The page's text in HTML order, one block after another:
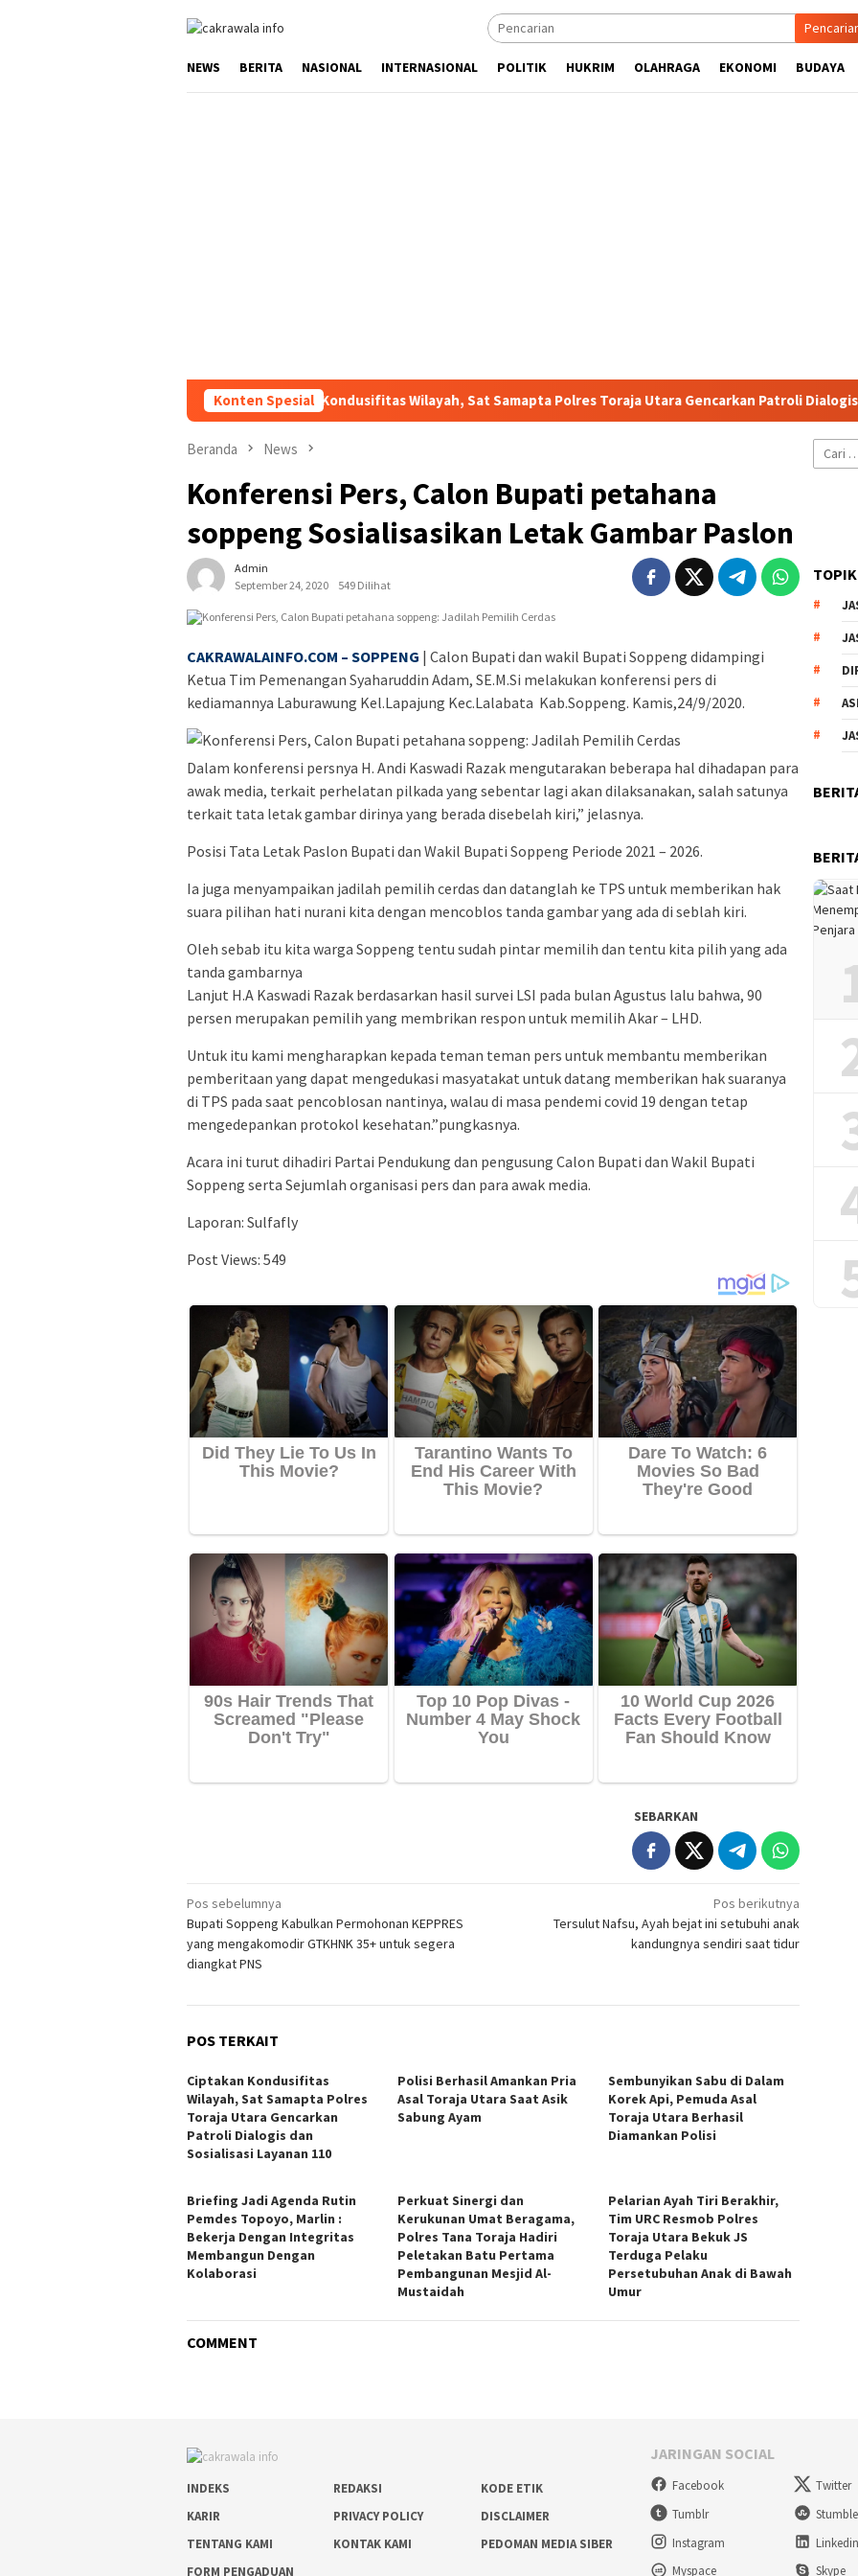
NEWS BERITA NASIONAL INTERNASIONAL POLITIK HUKRIM OLAHRAGA EKONOMI BUDAYA
Konten Spesial
Ciptakan Kondusifitas Wilayah, Sat Samapta Polres Toraja Utara Gencarkan Patroli Dialogis dan
Beranda News
Konferensi Pers, Calon Bupati petahana
soppeng Sosialisasikan Letak Gambar Paslon
Admin
September 24, 2020
549 Dilihat
CAKRAWALAINFO.COM – SOPPENG | Calon Bupati dan wakil Bupati Soppeng didampingi
Ketua Tim Pemenangan Syaharuddin Adam, SE.M.Si melakukan konferensi pers di
kediamannya Laburawung Kel.Lapajung Kec.Lalabata Kab.Soppeng. Kamis,24/9/2020.
Dalam konferensi persnya H. Andi Kaswadi Razak mengutarakan beberapa hal dihadapan para
awak media, terkait perhelatan pilkada yang sebentar lagi akan dilaksanakan, salah satunya
terkait tata letak gambar dirinya yang berada disebelah kiri,” jelasnya.
Posisi Tata Letak Paslon Bupati dan Wakil Bupati Soppeng Periode 2021 – 2026.
Ia juga menyampaikan jadilah pemilih cerdas dan datanglah ke TPS untuk memberikan hak
suara pilihan hati nurani kita dengan mencoblos tanda gambar yang ada di seblah kiri.
Oleh sebab itu kita warga Soppeng tentu sudah pintar memilih dan tentu kita pilih yang ada
tanda gambarnya
Lanjut H.A Kaswadi Razak berdasarkan hasil survei LSI pada bulan Agustus lalu bahwa, 90
persen merupakan pemilih yang membrikan respon untuk memilih Akar – LHD.
Untuk itu kami mengharapkan kepada teman teman pers untuk membantu memberikan
pemberitaan yang dapat mengedukasi masyatakat untuk datang memberikan hak suaranya
di TPS pada saat pencoblosan nantinya, walau di masa pendemi covid 19 dengan tetap
mengedepankan protokol kesehatan.”pungkasnya.
Acara ini turut dihadiri Partai Pendukung dan pengusung Calon Bupati dan Wakil Bupati
Soppeng serta Sejumlah organisasi pers dan para awak media.
Laporan: Sulfafly
Post Views: 549
SEBARKAN
Navigasi
pos
Pos sebelumnya
Bupati Soppeng Kabulkan Permohonan KEPPRES
yang mengakomodir GTKHNK 35+ untuk segera
diangkat PNS
Pos berikutnya
Tersulut Nafsu, Ayah bejat ini setubuhi anak
kandungnya sendiri saat tidur
POS TERKAIT
Ciptakan Kondusifitas
Wilayah, Sat Samapta Polres
Toraja Utara Gencarkan
Patroli Dialogis dan
Sosialisasi Layanan 110
Polisi Berhasil Amankan Pria
Asal Toraja Utara Saat Asik
Sabung Ayam
Sembunyikan Sabu di Dalam
Korek Api, Pemuda Asal
Toraja Utara Berhasil
Diamankan Polisi
Briefing Jadi Agenda Rutin
Pemdes Topoyo, Marlin :
Bekerja Dengan Integritas
Membangun Dengan
Kolaborasi
Perkuat Sinergi dan
Kerukunan Umat Beragama,
Polres Tana Toraja Hadiri
Peletakan Batu Pertama
Pembangunan Mesjid Al-
Mustaidah
Pelarian Ayah Tiri Berakhir,
Tim URC Resmob Polres
Toraja Utara Bekuk JS
Terduga Pelaku
Persetubuhan Anak di Bawah
Umur
COMMENT
Cari
untuk:
INDEKS REDAKSI
KODE ETIK
KARIR
PRIVACY POLICY
DISCLAIMER
TENTANG KAMI
KONTAK KAMI
PEDOMAN MEDIA SIBER
FORM PENGADUAN
JARINGAN SOCIAL
Facebook Twitter
Tumblr
Instagram
Linkedin
Myspace
Skype